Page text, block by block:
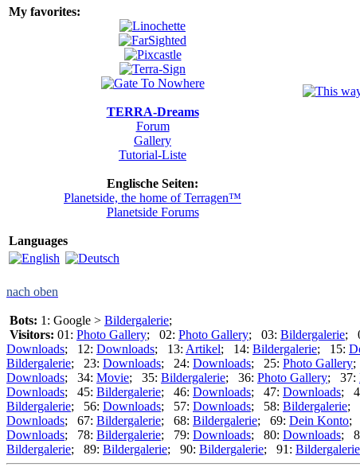
My favorites:
TERRA-Dreams
Forum
Gallery
Tutorial-Liste
Englische Seiten:
Planetside, the home of Terragen™
Planetside Forums
Languages
nach oben
Bots: 1: Google > Bildergalerie;
Visitors: 01: Photo Gallery; 02: Photo Gallery; 03: Bildergalerie;
Downloads; 12: Downloads; 13: Artikel; 14: Bildergalerie; 15:
Bildergalerie; 23: Downloads; 24: Downloads; 25: Photo Gallery;
Downloads; 34: Movie; 35: Bildergalerie; 36: Photo Gallery; 37:
Downloads; 45: Bildergalerie; 46: Downloads; 47: Downloads;
Bildergalerie; 56: Downloads; 57: Downloads; 58: Bildergalerie;
Downloads; 67: Bildergalerie; 68: Bildergalerie; 69: Dein Konto;
Downloads; 78: Bildergalerie; 79: Downloads; 80: Downloads;
Bildergalerie; 89: Bildergalerie; 90: Bildergalerie; 91: Bildergalerie